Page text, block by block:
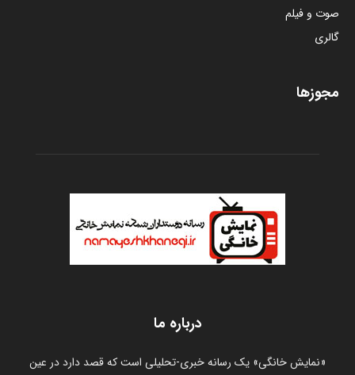
صوت و فیلم
گالری
مجوزها
درباره ما
«نمایش خانگی» یک رسانه خبری-تحلیلی است که قصد دارد در عین